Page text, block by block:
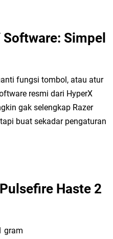
Software: Simpel
fungsi tombol, atau atur
resmi dari HyperX
gak selengkap Razer
buat sekadar pengaturan
Haste 2
gram